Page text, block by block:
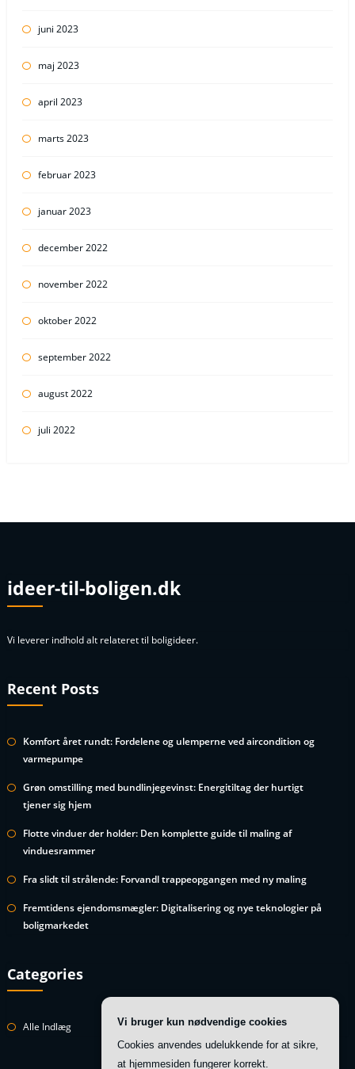
juni 2023
maj 2023
april 2023
marts 2023
februar 2023
januar 2023
december 2022
november 2022
oktober 2022
september 2022
august 2022
juli 2022
ideer-til-boligen.dk
Vi leverer indhold alt relateret til boligideer.
Recent Posts
Komfort året rundt: Fordelene og ulemperne ved aircondition og
varmepumpe
Grøn omstilling med bundlinjegevinst: Energitiltag der hurtigt
tjener sig hjem
Flotte vinduer der holder: Den komplette guide til maling af
vinduesrammer
Fra slidt til strålende: Forvandl trappeopgangen med ny maling
Fremtidens ejendomsmægler: Digitalisering og nye teknologier på
boligmarkedet
Categories
Alle Indlæg
Vi bruger kun nødvendige cookies
Cookies anvendes udelukkende for at sikre,
at hjemmesiden fungerer korrekt.